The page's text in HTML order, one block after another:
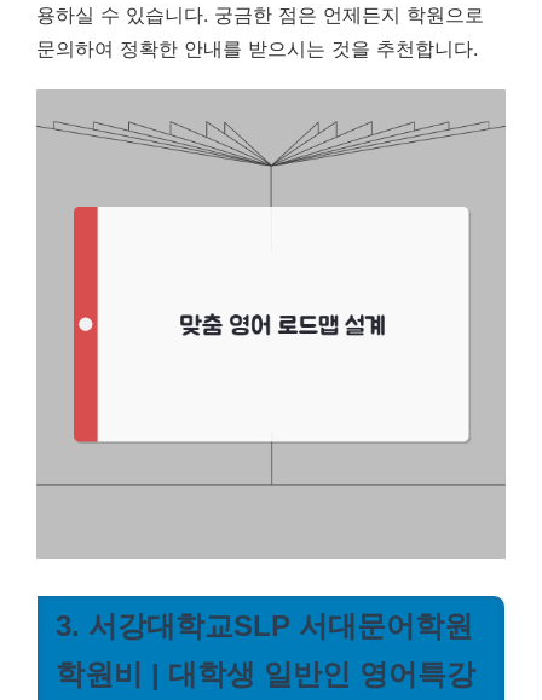
용하실 수 있습니다. 궁금한 점은 언제든지 학원으로
문의하여 정확한 안내를 받으시는 것을 추천합니다.
3. 서강대학교SLP 서대문어학원
학원비 | 대학생 일반인 영어특강